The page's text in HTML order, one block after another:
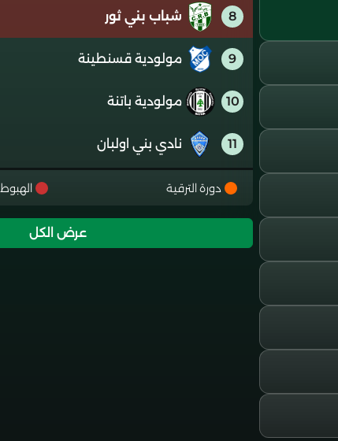
8 شباب بني ثور
9 مولودية قسنطينة
10 مولودية باتنة
11 نادي بني اولبان
12 نادي تلاغمةدورة الترقية الهبوط
عرض الكل